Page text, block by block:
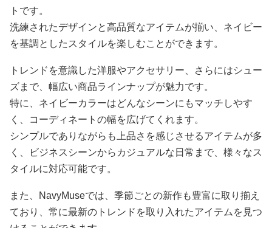
トです。
洗練されたデザインと高品質なアイテムが揃い、ネイビー
を基調としたスタイルを楽しむことができます。
トレンドを意識した洋服やアクセサリー、さらにはシュー
ズまで、幅広い商品ラインナップが魅力です。
特に、ネイビーカラーはどんなシーンにもマッチしやす
く、コーディネートの幅を広げてくれます。
シンプルでありながらも上品さを感じさせるアイテムが多
く、ビジネスシーンからカジュアルな日常まで、様々なス
タイルに対応可能です。
また、NavyMuseでは、季節ごとの新作も豊富に取り揃え
ており、常に最新のトレンドを取り入れたアイテムを見つ